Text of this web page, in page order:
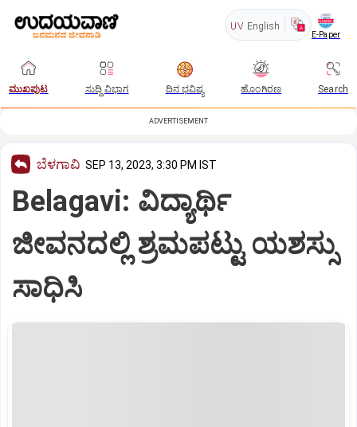
UV English
E-Paper
ಮುಖಪುಟ ಸುದ್ದಿ ವಿಭಾಗ ದಿನ ಭವಿಷ್ಯ ಹೊಂಗಿರಣ Search
ADVERTISEMENT
ಬೆಳಗಾವಿ SEP 13, 2023, 3:30 PM IST
Belagavi: ವಿದ್ಯಾರ್ಥಿ
ಜೀವನದಲ್ಲಿ ಶ್ರಮಪಟ್ಟು ಯಶಸ್ಸು
ಸಾಧಿಸಿ